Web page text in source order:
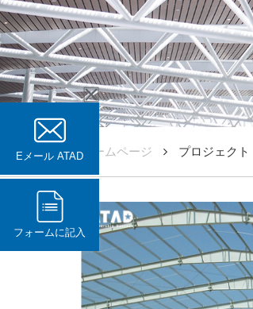
ホームページ プロジェクト
Eメール ATAD
フォームに記入